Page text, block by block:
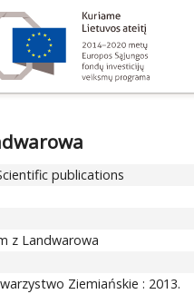
publications
z Landwarowa
Ziemiańskie : 2013.